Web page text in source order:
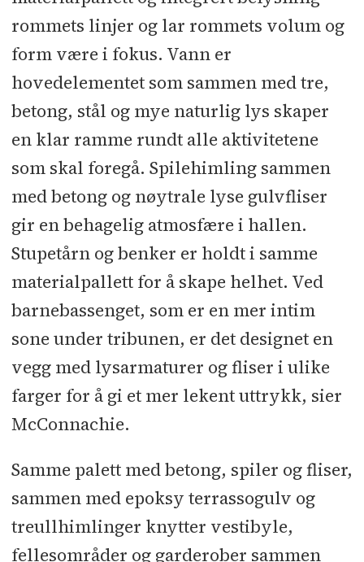
rommets linjer og lar rommets volum og
form være i fokus. Vann er
hovedelementet som sammen med tre,
betong, stål og mye naturlig lys skaper
en klar ramme rundt alle aktivitetene
som skal foregå. Spilehimling sammen
med betong og nøytrale lyse gulvfliser
gir en behagelig atmosfære i hallen.
Stupetårn og benker er holdt i samme
materialpallett for å skape helhet. Ved
barnebassenget, som er en mer intim
sone under tribunen, er det designet en
vegg med lysarmaturer og fliser i ulike
farger for å gi et mer lekent uttrykk, sier
McConnachie.
Samme palett med betong, spiler og fliser,
sammen med epoksy terrassogulv og
treullhimlinger knytter vestibyle,
fellesområder og garderober sammen